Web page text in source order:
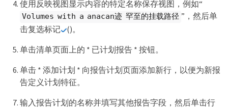
使用反映视图显示内容的特定名称保存视图，例如“
Volumes with a anacan迹 罕至的挂载路径 ”，然后单
击复选标记
()。
单击清单页面上的 * 已计划报告 * 按钮。
单击 * 添加计划 * 向报告计划页面添加新行，以便为新报
告定义计划特征。
输入报告计划的名称并填写其他报告字段，然后单击行